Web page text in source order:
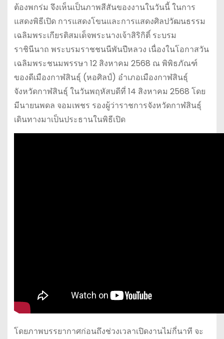
ต้องพกร่ม จึงเห็นเป็นภาพสีสันของงานในวันนี้ ในการ
แสดงพิธีเปิด การแสดงโขนและการแสดงศิลปวัฒนธรรม
เฉลิมพระเกียรติสมเด็จพระนางเจ้าสิริกิติ์ ระบรม
ราชินีนาถ พระบรมราชชนนีพันปีหลวง เนื่องในโอกาสวัน
เฉลิมพระชนมพรรษา 12 สิงหาคม 2568 ณ พิพิธภัณฑ์
ของดีเมืองกาฬสินธุ์ (หอศิลป์) อำเภอเมืองกาฬสินธุ์
จังหวัดกาฬสินธุ์ ในวันพฤหัสบดีที่ 14 สิงหาคม 2568 โดย
มีนายนพดล จอมเพชร รองผู้ว่าราชการจังหวัดกาฬสินธุ์
เดินทางมาเป็นประธานในพิธีเปิด
โดยภาพบรรยากาศก่อนถึงช่วงเวลาเปิดงานไม่กี่นาที จะ